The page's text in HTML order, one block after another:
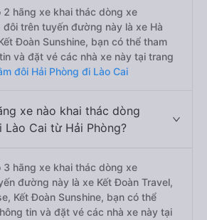
2 hãng xe khai thác dòng xe
đôi trên tuyến đường này là xe Hà
Đoàn Sunshine, bạn có thể tham
và đặt vé các nhà xe này tại trang
đôi Hải Phòng đi Lào Cai
xe nào khai thác dòng
Lào Cai từ Hải Phòng?
3 hãng xe khai thác dòng xe
đường này là xe Kết Đoàn Travel,
Kết Đoàn Sunshine, bạn có thể
tin và đặt vé các nhà xe này tại